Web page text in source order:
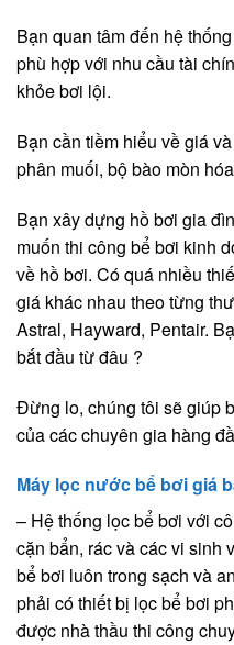
Bạn quan tâm đến hệ
phù hợp với nhu cầu tài
khỏe bơi lội.
Bạn cần tiềm hiểu về giá
phân muối, bộ bào mòn
Bạn xây dựng hồ bơi gia
muốn thi công bể bơi kinh
về hồ bơi. Có quá nhiều
giá khác nhau theo từng
Astral, Hayward, Pentair.
bắt đầu từ đâu ?
Đừng lo, chúng tôi sẽ giúp
của các chuyên gia hàng
Máy lọc nước bể bơi giá
– Hệ thống lọc bể bơi với
cặn bẩn, rác và các vi sinh
bể bơi luôn trong sạch và
phải có thiết bị lọc bể bơi
được nhà thầu thi công